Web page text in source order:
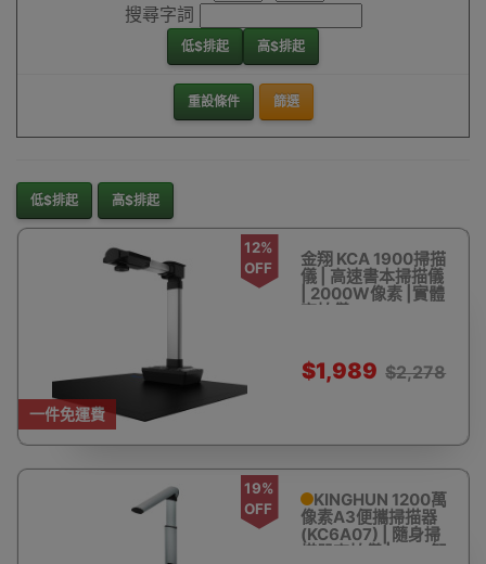
搜尋字詞
低$排起 高$排起
重設條件 篩選
低$排起 高$排起
一件免運費
12%
OFF
金翔 KCA 1900掃描
儀 | 高速書本掃描儀
| 2000W像素 |實體
高拍儀
$1,989 $2,278
19%
OFF
KINGHUN 1200萬
像素A3便攜掃描器
(KC6A07) | 隨身掃
描器高拍儀 | OCR智